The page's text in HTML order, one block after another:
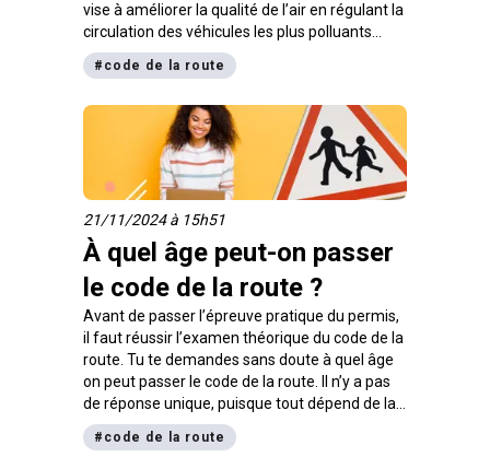
vise à améliorer la qualité de l’air en régulant la
circulation des véhicules les plus polluants
dans certaines zones. Comprendre son
fonctionnement est essentiel pour circuler en
l’environnement.
# code de la route
21/11/2024 à 15h51
À quel âge peut-on passer
le code de la route ?
Avant de passer l’épreuve pratique du permis,
il faut réussir l’examen théorique du code de la
route. Tu te demandes sans doute à quel âge
on peut passer le code de la route. Il n’y a pas
de réponse unique, puisque tout dépend de la
formule que tu choisis pour ta formation. Ainsi,
il faut être âgé d’au moins 17 ans pour une
# code de la route